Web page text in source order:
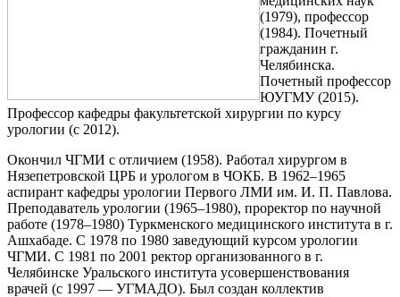
(1979), профессор
(1984). Почетный
гражданин г.
Челябинска.
Почетный профессор
ЮУГМУ (2015).
Профессор кафедры факультетской хирургии по курсу
урологии (с 2012).
Окончил ЧГМИ с отличием (1958). Работал хирургом в
Нязепетровской ЦРБ и урологом в ЧОКБ. В 1962–1965
аспирант кафедры урологии Первого ЛМИ им. И. П. Павлова.
Преподаватель урологии (1965–1980), проректор по научной
работе (1978–1980) Туркменского медицинского института в г.
Ашхабаде. С 1978 по 1980 заведующий курсом урологии
ЧГМИ. С 1981 по 2001 ректор организованного в г.
Челябинске Уральского института усовершенствования
врачей (с 1997 — УГМАДО). Был создан коллектив